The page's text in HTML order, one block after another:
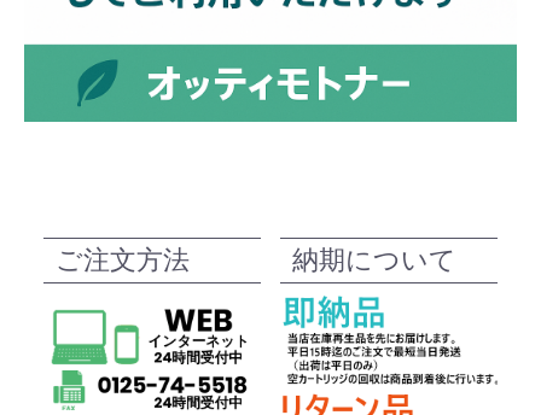
ご注文方法 納期について